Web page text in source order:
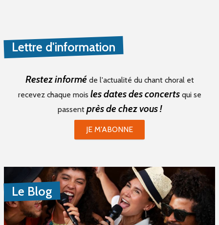
Lettre d'information
Restez informé de l'actualité du chant choral et
recevez chaque mois les dates des concertsqui se
passent près de chez vous !
JE M'ABONNE
Le Blog